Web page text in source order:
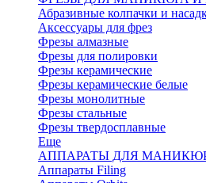
Абразивные колпачки и
Аксессуары для фрез
Фрезы алмазные
Фрезы для полировки
Фрезы керамические
Фрезы керамические белые
Фрезы монолитные
Фрезы стальные
Фрезы твердосплавные
Еще
АППАРАТЫ ДЛЯ
Аппараты Filing